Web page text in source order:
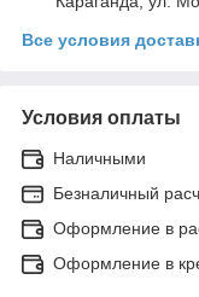
Все условия
Условия оплаты
Наличными
Безналичный
Оформление в
Оформление в